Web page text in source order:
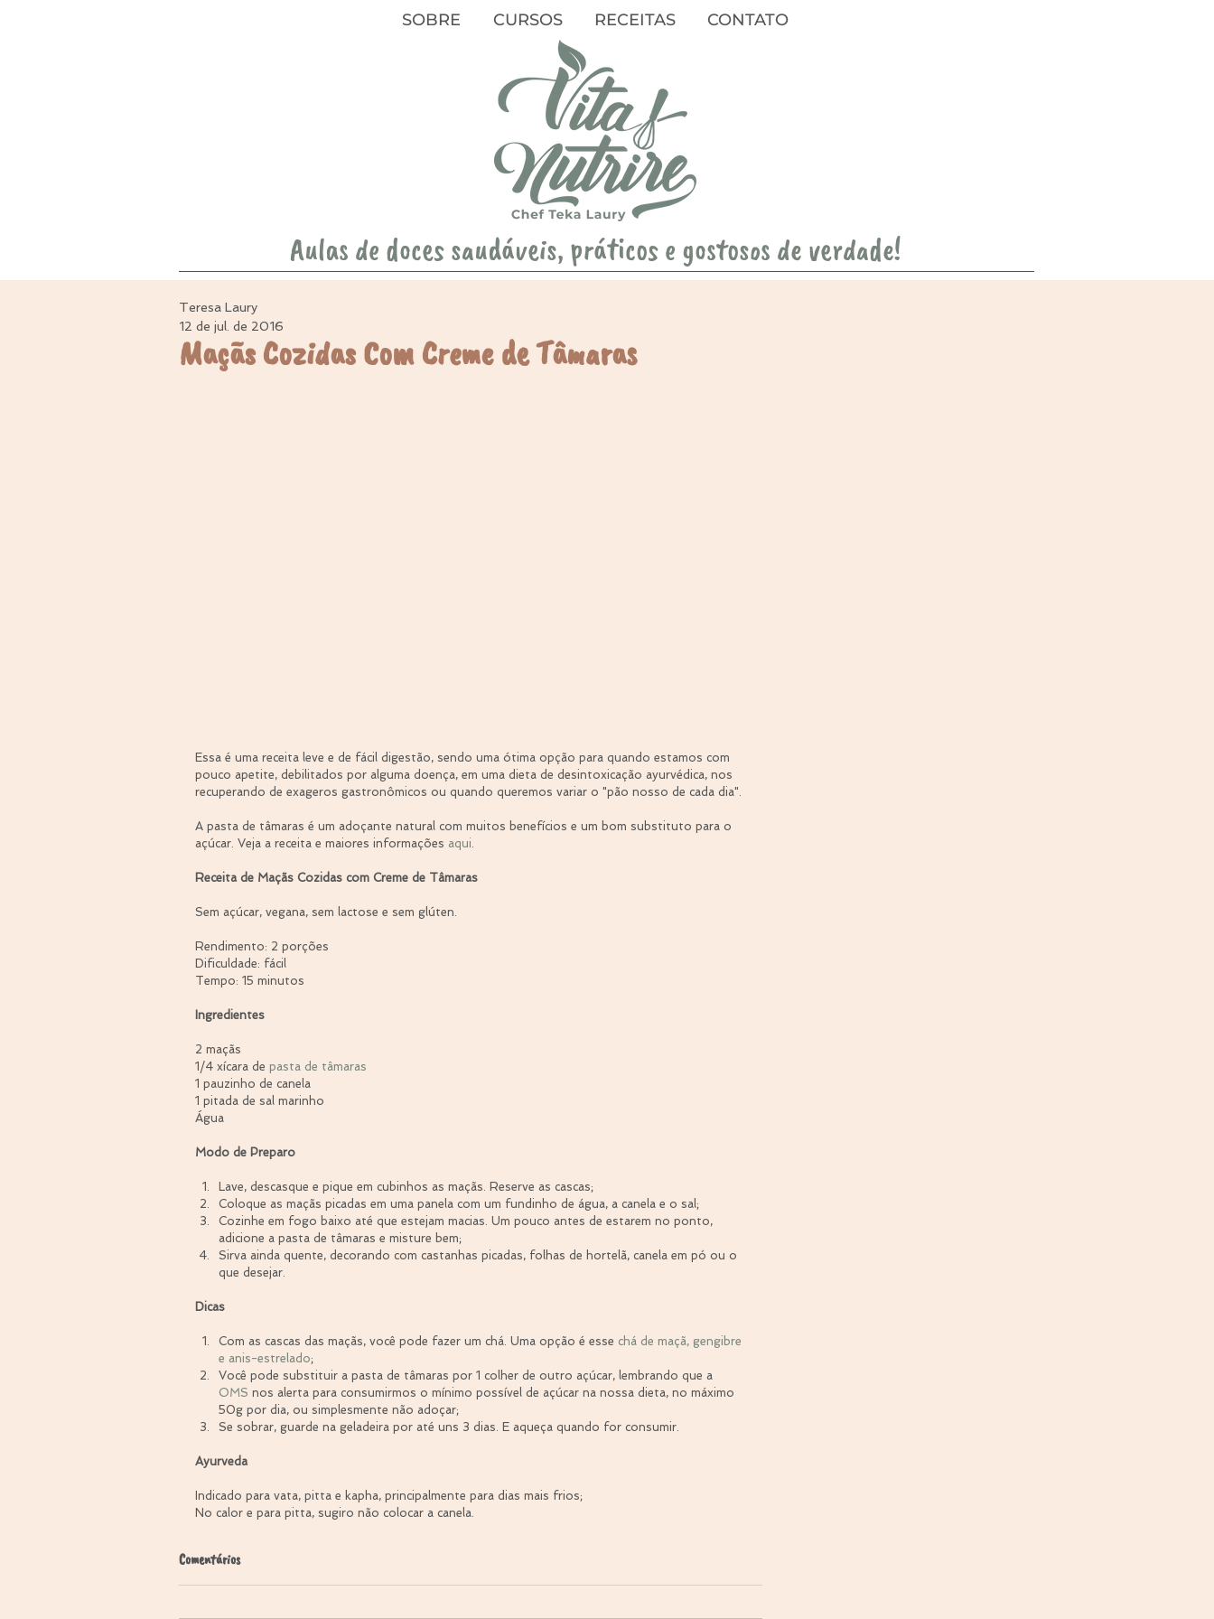
SOBRE CURSOS RECEITAS CONTATO
Aulas de doces saudáveis, práticos e gostosos de verdade!
Maçãs Cozidas Com Creme de Tâmaras
Teresa Laury
12 de jul. de 2016
Essa é uma receita leve e de fácil digestão, sendo uma ótima opção para quando estamos com
pouco apetite, debilitados por alguma doença, em uma dieta de desintoxicação ayurvédica, nos
recuperando de exageros gastronômicos ou quando queremos variar o "pão nosso de cada dia".
A pasta de tâmaras é um adoçante natural com muitos benefícios e um bom substituto para o
açúcar. Veja a receita e maiores informações aqui
Receita de Maçãs Cozidas com Creme de Tâmaras
Sem açúcar, vegana, sem lactose e sem glúten.
Rendimento: 2 porções
Dificuldade: fácil
Tempo: 15 minutos
Ingredientes
2 maçãs
1/4 xícara de pasta de tâmaras
1 pauzinho de canela
1 pitada de sal marinho
Água
Modo de Preparo
Lave, descasque e pique em cubinhos as maçãs. Reserve as cascas;
Coloque as maçãs picadas em uma panela com um fundinho de água, a canela e o sal;
Cozinhe em fogo baixo até que estejam macias. Um pouco antes de estarem no ponto,
adicione a pasta de tâmaras e misture bem;
Sirva ainda quente, decorando com castanhas picadas, folhas de hortelã, canela em pó ou o
que desejar.
Dicas
Com as cascas das maçãs, você pode fazer um chá. Uma opção é esse chá de maçã, gengibre
e anis-estrelado;
Você pode substituir a pasta de tâmaras por 1 colher de outro açúcar, lembrando que a
OMS nos alerta para consumirmos o mínimo possível de açúcar na nossa dieta, no máximo
50g por dia, ou simplesmente não adoçar;
Se sobrar, guarde na geladeira por até uns 3 dias. E aqueça quando for consumir.
Ayurveda
Indicado para vata, pitta e kapha, principalmente para dias mais frios;
No calor e para pitta, sugiro não colocar a canela.
Comentários